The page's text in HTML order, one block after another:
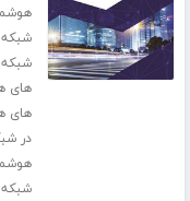
های
های
در